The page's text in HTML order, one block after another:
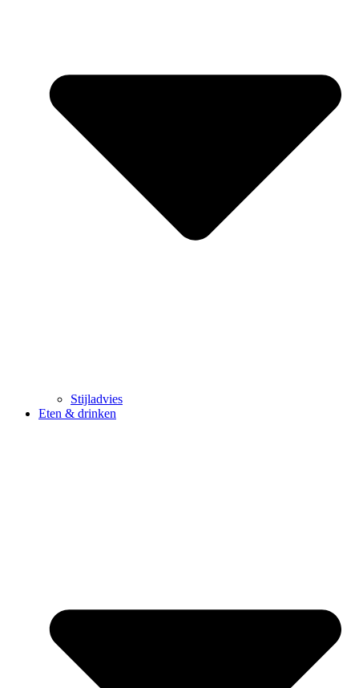
Stijladvies
Eten & drinken